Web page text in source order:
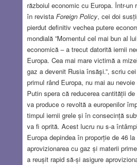
războiul economic cu Europa. Într-un
în revista Foreign Policy, cei doi
pierdut definitiv vechea putere
mondială ”Momentul cel mai bun al
economică – a trecut datorită iernii
Europa. Cea mai mare victimă a
gaz a devenit Rusia însăşi.”, scriu
primul rând Europa, nu mai au
Putin spera că reducerea cantității
va produce o revoltă a europenilor
timpul iernii grele și în consecință
va fi oprită. Acest lucru nu s-a
Europa depindea în proporție de 46
aprovizionarea cu gaz și materii
a reușit rapid să-și asigure